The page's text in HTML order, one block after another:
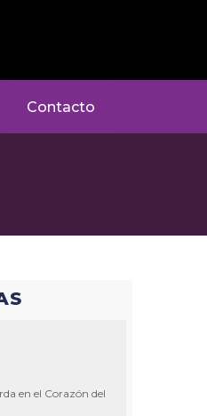
Contacto
en el Corazón del